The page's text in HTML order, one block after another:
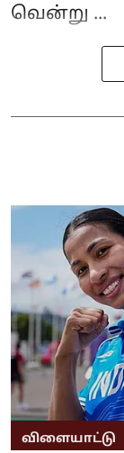
வென்று ...
விளையாட்டு